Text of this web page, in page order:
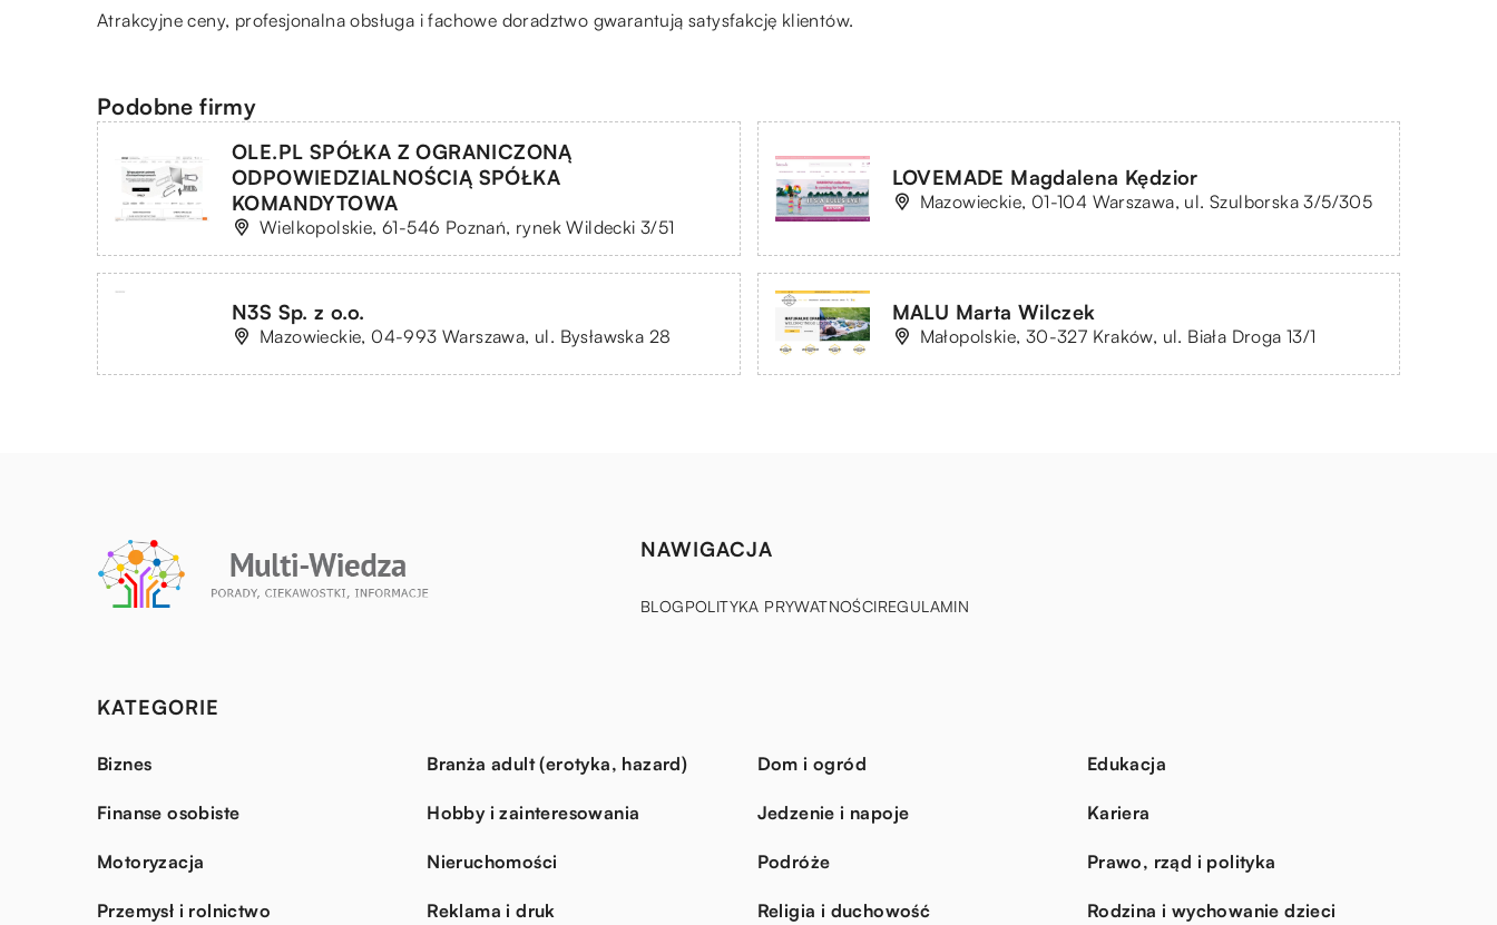
Atrakcyjne ceny, profesjonalna obsługa i fachowe doradztwo gwarantują satysfakcję klientów.
Podobne firmy
OLE.PL SPÓŁKA Z OGRANICZONĄ
ODPOWIEDZIALNOŚCIĄ SPÓŁKA
KOMANDYTOWA
Wielkopolskie, 61-546 Poznań, rynek Wildecki 3/51
LOVEMADE Magdalena Kędzior
Mazowieckie, 01-104 Warszawa, ul. Szulborska 3/5/305
N3S Sp. z o.o.
Mazowieckie, 04-993 Warszawa, ul. Bysławska 28
MALU Marta Wilczek
Małopolskie, 30-327 Kraków, ul. Biała Droga 13/1
NAWIGACJA
BLOGPOLITYKA PRYWATNOŚCIREGULAMIN
KATEGORIE
Biznes Branża adult (erotyka, hazard) Dom i ogród Edukacja
Finanse osobiste Hobby i zainteresowania Jedzenie i napoje Kariera
Motoryzacja Nieruchomości Podróże Prawo, rząd i polityka
Przemysł i rolnictwo Reklama i druk Religia i duchowość Rodzina i wychowanie dzieci